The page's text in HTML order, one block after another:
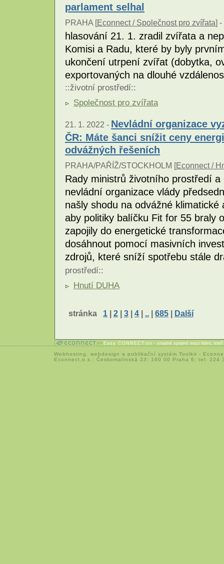
parlament selhal
PRAHA [Econnect / Společnost pro zvířata] -
hlasování 21. 1. zradil zvířata a
Komisi a Radu, které by byly
ukončení utrpení zvířat (dobytka,
exportovaných na dlouhé
::životní prostředí::
Společnost pro zvířata
21. 1. 2022 - Nevládní organizace
ČR: Máte šanci snížit ceny
odvážných řešeních
PRAHA/PAŘÍŽ/STOCKHOLM [Econnect /
Rady ministrů životního prostředí
nevládní organizace vlády
našly shodu na odvážné
aby politiky balíčku Fit for 55 braly
zapojily do energetické
dosáhnout pomocí masivních
zdrojů, které sníží spotřebu stále
prostředí::
Hnutí DUHA
stránka 1 | 2 | 3 | 4 | .. | 685 | Další
Easy CONNECTion - snadné spojení mezi lidmi,
Webhosting webdesign a publikační systém Toolkit -
Econnect,o.s.; Českomalínská 23; 160 00 Praha 6; tel: 224